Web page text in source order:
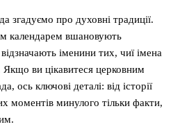
згадуємо про духовні традиції.
календарем вшановують
іменини тих, чиї імена
Якщо ви цікавитеся церковним
ось ключові деталі: від історії
моментів минулого тільки факти,